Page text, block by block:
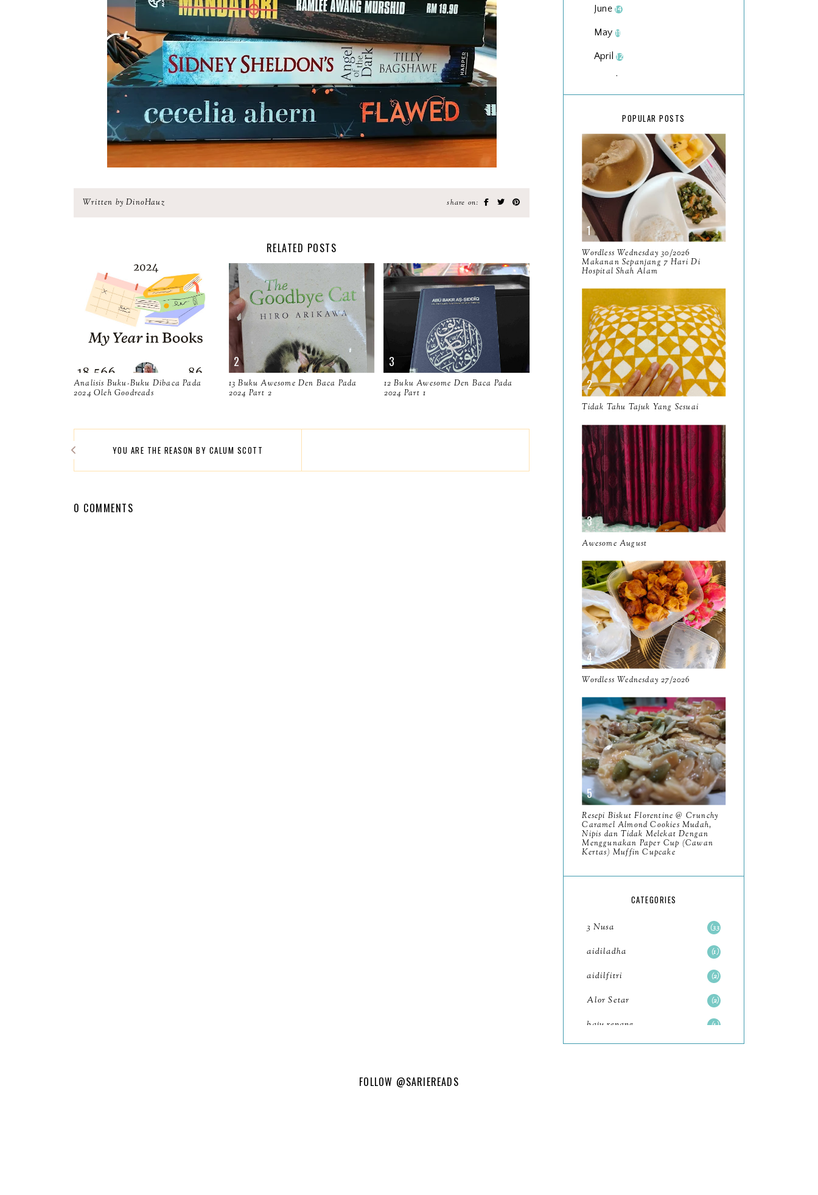
Written by DinoHauz share on:
RELATED POSTS
Analisis Buku-Buku Dibaca Pada
2024 Oleh Goodreads
13 Buku Awesome Den Baca Pada
2024 Part 2
12 Buku Awesome Den Baca Pada
2024 Part 1
YOU ARE THE REASON BY CALUM SCOTT
0 COMMENTS
June14
May 11
April12
March
2025134
December15
November
October 13
September
August8
June10
May9
April9
March11
January 14
2024130
December 19
November 12
October
September13
August9
July12
June
May11
April 13
March11
February9
January6
202393
December 11
November8
October11
POPULAR POSTS
Wordless Wednesday 30/2026
Makanan Sepanjang 7 Hari Di
Hospital Shah Alam
Tidak Tahu Tajuk Yang Sesuai
Awesome August
Wordless Wednesday 27/2026
Resepi Biskut Florentine @ Crunchy
Caramel Almond Cookies Mudah,
Nipis dan Tidak Melekat Dengan
Menggunakan Paper Cup (Cawan
Kertas) Muffin Cupcake
CATEGORIES
3 Nusa 33
aidiladha 1
aidilfitri 2
Alor Setar 2
baju renang 1
FOLLOW @SARIEREADS